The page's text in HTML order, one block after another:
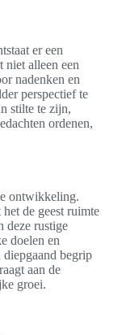
er een
niet alleen een
nadenken en
perspectief te
stilte te zijn,
ordenen,
ontwikkeling.
de geest ruimte
deze rustige
doelen en
begrip
aan de
groei.